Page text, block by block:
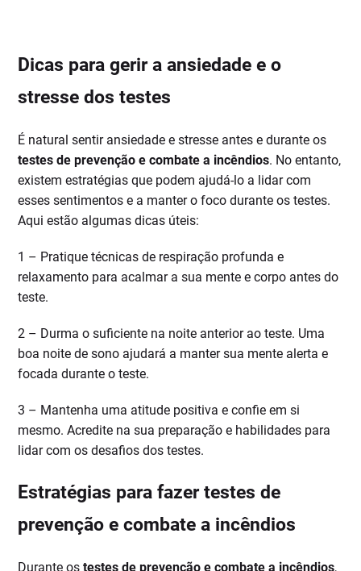
Dicas para gerir a ansiedade e o
stresse dos testes
É natural sentir ansiedade e stresse antes e durante os
testes de prevenção e combate a incêndios. No entanto,
existem estratégias que podem ajudá-lo a lidar com
esses sentimentos e a manter o foco durante os testes.
Aqui estão algumas dicas úteis:
1 – Pratique técnicas de respiração profunda e
relaxamento para acalmar a sua mente e corpo antes do
teste.
2 – Durma o suficiente na noite anterior ao teste. Uma
boa noite de sono ajudará a manter sua mente alerta e
focada durante o teste.
3 – Mantenha uma atitude positiva e confie em si
mesmo. Acredite na sua preparação e habilidades para
lidar com os desafios dos testes.
Estratégias para fazer testes de
prevenção e combate a incêndios
Durante ostestes de prevenção e combate a incêndios,